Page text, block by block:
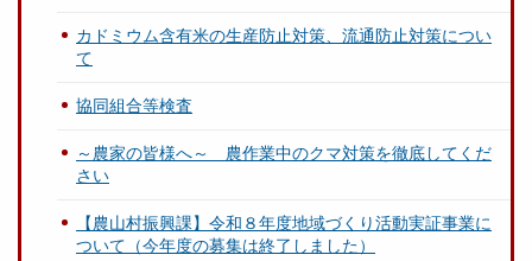
カドミウム含有米の生産防止対策、流通防止対策につい
て
協同組合等検査
～農家の皆様へ～ 農作業中のクマ対策を徹底してくだ
さい
【農山村振興課】令和８年度地域づくり活動実証事業に
ついて（今年度の募集は終了しました）